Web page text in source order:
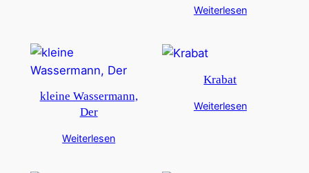
Weiterlesen
kleine Wassermann,
Der
Weiterlesen
Krabat
Weiterlesen